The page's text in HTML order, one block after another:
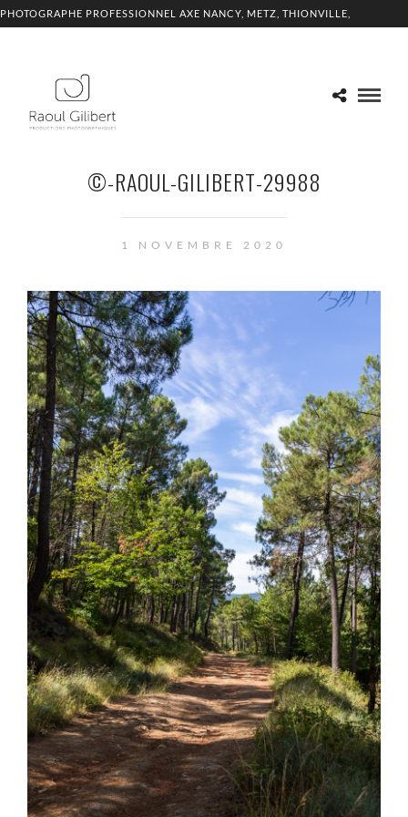
PHOTOGRAPHE PROFESSIONNEL AXE NANCY, METZ, THIONVILLE,
©-RAOUL-GILIBERT-29988
1 NOVEMBRE 2020